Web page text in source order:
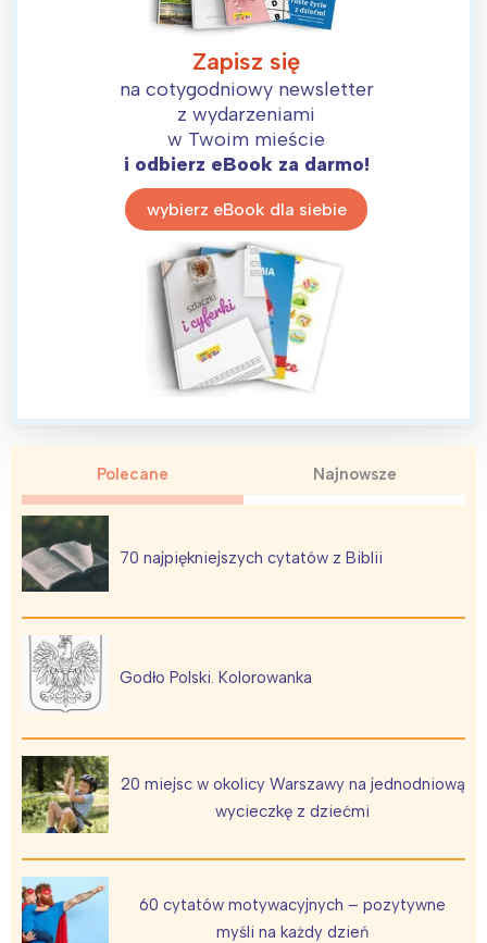
Zapisz się
na cotygodniowy newsletter
z wydarzeniami
w Twoim mieście
i odbierz eBook za darmo!
wybierz eBook dla siebie
Polecane Najnowsze
70 najpiękniejszych cytatów z Biblii
Godło Polski. Kolorowanka
20 miejsc w okolicy Warszawy na jednodniową
wycieczkę z dziećmi
60 cytatów motywacyjnych – pozytywne
myśli na każdy dzień